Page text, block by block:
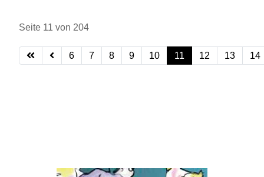
Seite 11 von 204
6 7 8 9 10 11 12 13 14